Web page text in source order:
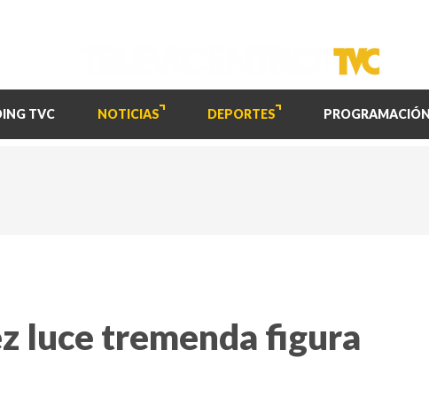
TVC NOTICIAS DEPORTES PROGRAMACIÓN
luce tremenda figura